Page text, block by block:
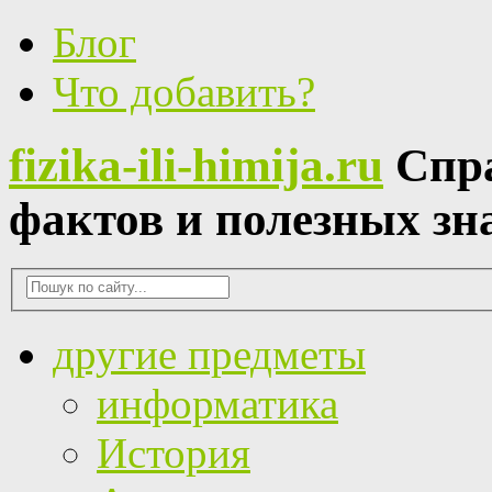
Блог
Что добавить?
fizika-ili-himija.ru
фактов и полезных
другие предметы
информатика
История